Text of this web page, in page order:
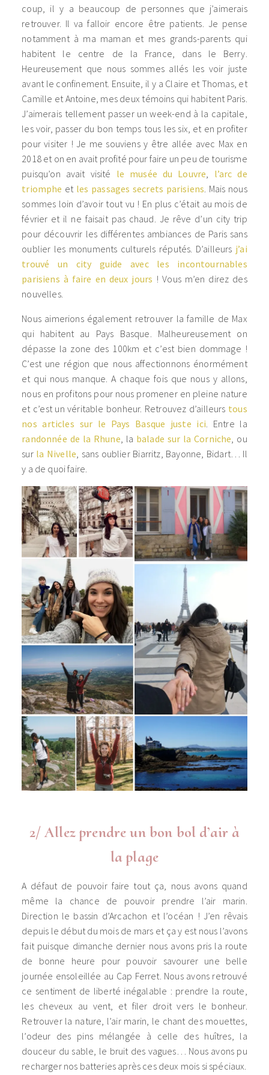
coup, il y a beaucoup de personnes que j’aimerais
retrouver. Il va falloir encore être patients. Je pense
notamment à ma maman et mes grands-parents qui
habitent le centre de la France, dans le Berry.
Heureusement que nous sommes allés les voir juste
avant le confinement. Ensuite, il y a Claire et Thomas, et
Camille et Antoine, mes deux témoins qui habitent Paris.
J’aimerais tellement passer un week-end à la capitale,
les voir, passer du bon temps tous les six, et en profiter
pour visiter ! Je me souviens y être allée avec Max en
2018 et on en avait profité pour faire un peu de tourisme
puisqu’on avait visité le musée du Louvre
l’arc de
triomphe et les passages secrets parisiens . Mais nous
sommes loin d’avoir tout vu ! En plus c’était au mois de
février et il ne faisait pas chaud. Je rêve d’un city trip
pour découvrir les différentes ambiances de Paris sans
oublier les monuments culturels réputés. D’ailleurs j’ai
trouvé un city guide avec les incontournables
parisiens à faire en deux jours ! Vous m’en direz des
nouvelles.
Nous aimerions également retrouver la famille de Max
qui habitent au Pays Basque. Malheureusement on
dépasse la zone des 100km et c’est bien dommage !
C’est une région que nous affectionnons énormément
et qui nous manque. A chaque fois que nous y allons,
nous en profitons pour nous promener en pleine nature
et c’est un véritable bonheur. Retrouvez d’ailleurs tous
nos articles sur le Pays Basque juste ici . Entre la
randonnée de la Rhune , la balade sur la Corniche , ou
sur la Nivelle , sans oublier Biarritz, Bayonne, Bidart… Il
y a de quoi faire.
2/ Allez prendre un bon bol d’air à
la plage
A défaut de pouvoir faire tout ça, nous avons quand
même la chance de pouvoir prendre l’air marin.
Direction le bassin d’Arcachon et l’océan ! J’en rêvais
depuis le début du mois de mars et ça y est nous l’avons
fait puisque dimanche dernier nous avons pris la route
de bonne heure pour pouvoir savourer une belle
journée ensoleillée au Cap Ferret. Nous avons retrouvé
ce sentiment de liberté inégalable : prendre la route,
les cheveux au vent, et filer droit vers le bonheur.
Retrouver la nature, l’air marin, le chant des mouettes,
l’odeur des pins mélangée à celle des huîtres, la
douceur du sable, le bruit des vagues… Nous avons pu
recharger nos batteries après ces deux mois si spéciaux.